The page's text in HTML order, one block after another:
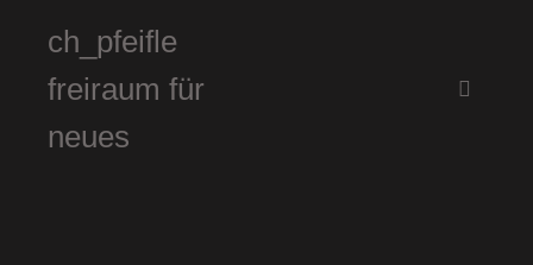
ch_pfeifle
freiraum für
neues